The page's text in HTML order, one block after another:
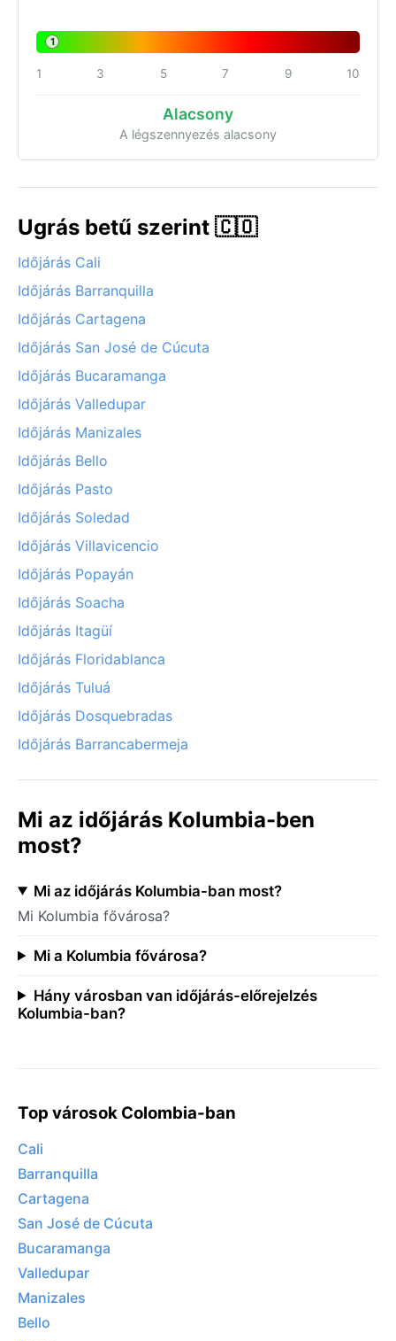
1
1 3 5 7 9 10
Alacsony
A légszennyezés alacsony
Ugrás betű szerint 🇨🇴
Időjárás Cali
Időjárás Barranquilla
Időjárás Cartagena
Időjárás San José de Cúcuta
Időjárás Bucaramanga
Időjárás Valledupar
Időjárás Manizales
Időjárás Bello
Időjárás Pasto
Időjárás Soledad
Időjárás Villavicencio
Időjárás Popayán
Időjárás Soacha
Időjárás Itagüí
Időjárás Floridablanca
Időjárás Tuluá
Időjárás Dosquebradas
Időjárás Barrancabermeja
Mi az időjárás Kolumbia-ben
most?
Mi az időjárás Kolumbia-ban most?
Mi Kolumbia fővárosa?
Mi a Kolumbia fővárosa?
Hány városban van időjárás-előrejelzés
Kolumbia-ban?
Top városok Colombia-ban
Cali
Barranquilla
Cartagena
San José de Cúcuta
Bucaramanga
Valledupar
Manizales
Bello